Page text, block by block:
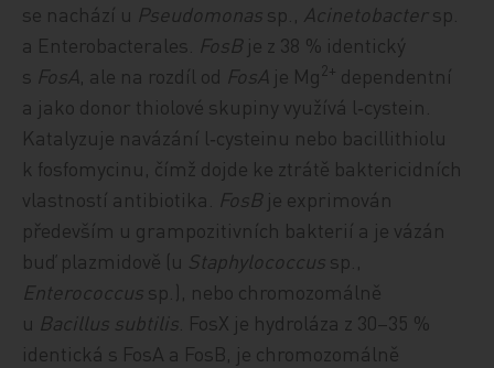
se nachází u Pseudomonas sp., Acinetobacter sp.
a Enterobacterales. FosBje z 38 % identický
s FosA, ale na rozdíl od FosA je Mg 2+ dependentní
a jako donor thiolové skupiny využívá l‑cystein.
Katalyzuje navázání l‑cysteinu nebo bacillithiolu
k fosfomycinu, čímž dojde ke ztrátě baktericidních
vlastností antibiotika.
FosBje exprimován
především u grampozitivních bakterií a je vázán
buď plazmidově (u Staphylococcus sp.,
Enterococcus sp.), nebo chromozomálně
u Bacillus subtilis . FosX je hydroláza z 30–35 %
identická s FosA a FosB, je chromozomálně